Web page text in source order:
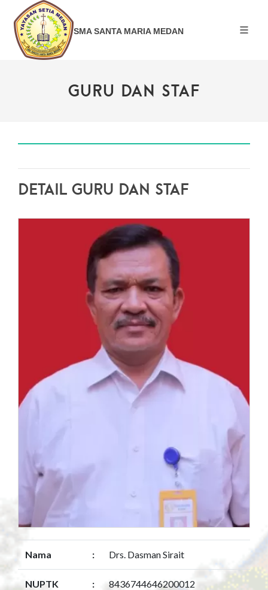
SMA SANTA MARIA MEDAN
GURU DAN STAF
Detail GURU DAN STAF
Nama : Drs. Dasman Sirait
NUPTK : 8436744646200012